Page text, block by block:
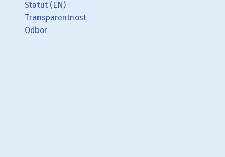
Statut (EN)
Transparentnost
Odbor